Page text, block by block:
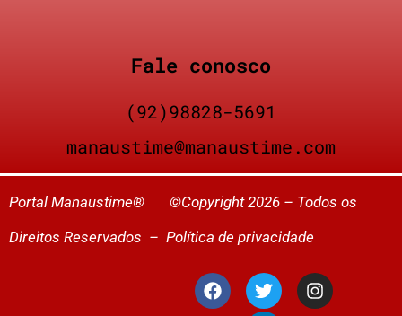
Fale conosco
(92)98828-5691
manaustime@manaustime.com
Portal Manaustime® ©Copyright 2026 – Todos os
Direitos Reservados – Política de privacidade